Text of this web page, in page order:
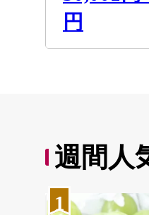
円
週間人
1